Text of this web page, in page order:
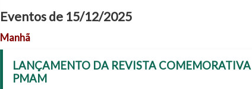
Eventos de 15/12/2025
Manhã
LANÇAMENTO DA REVISTA
PMAM